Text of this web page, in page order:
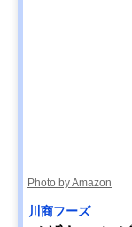
Photo by Amazon
川商フーズ